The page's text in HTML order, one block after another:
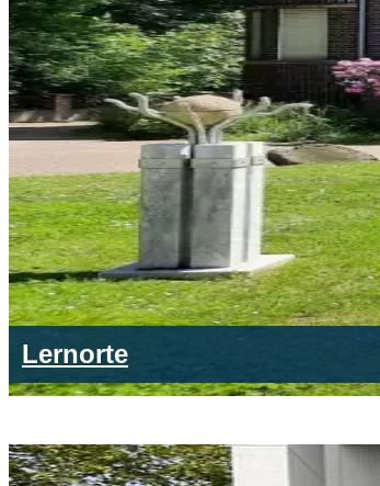
Lernorte